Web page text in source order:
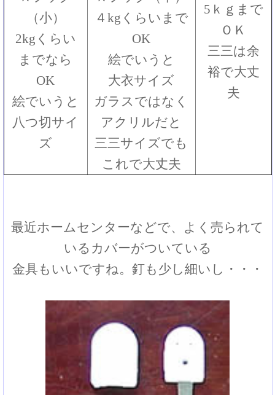
（小）
2kgくらい
までなら
OK
絵でいうと
八つ切サイ
ズ
４kgくらいまで
OK
絵でいうと
大衣サイズ
ガラスではなく
アクリルだと
三三サイズでも
これで大丈夫
5ｋｇまで
ＯＫ
三三は余
裕で大丈
夫
最近ホームセンターなどで、よく売られて
いるカバーがついている
金具もいいですね。釘も少し細いし・・・